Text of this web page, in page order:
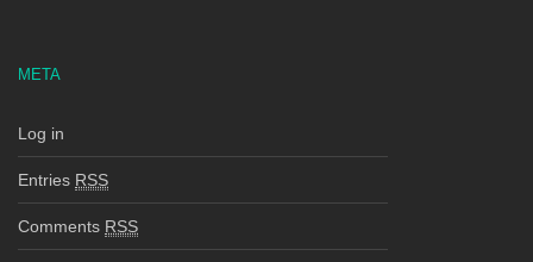
META
Log in
Entries RSS
Comments RSS